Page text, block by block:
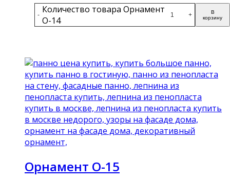
- Количество товара Орнамент
О-14
+
В
корзину
Орнамент О-15